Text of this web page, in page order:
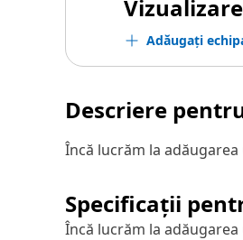
Adăugați
Descriere
Încă lucrăm la
Specificații
Încă lucrăm la